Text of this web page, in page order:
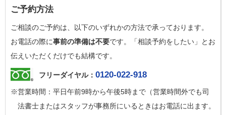
ご予約方法
ご相談のご予約は、以下のいずれかの方法で承っております。
お電話の際に事前の準備は不要です。「相談予約をしたい」とお
伝えいただくだけでも結構です。
フリーダイヤル： 0120-022-918
※営業時間：平日午前9時から午後5時まで（営業時間外でも司
法書士またはスタッフが事務所にいるときはお電話に出ます。